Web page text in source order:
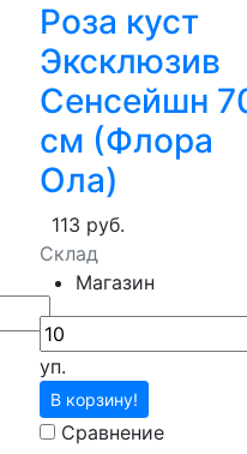
Роза куст
Эксклюзив
Сенсейшн
см (Флора
Ола)
113 руб.
Склад
Магазин
уп.
В корзину!
Сравнение